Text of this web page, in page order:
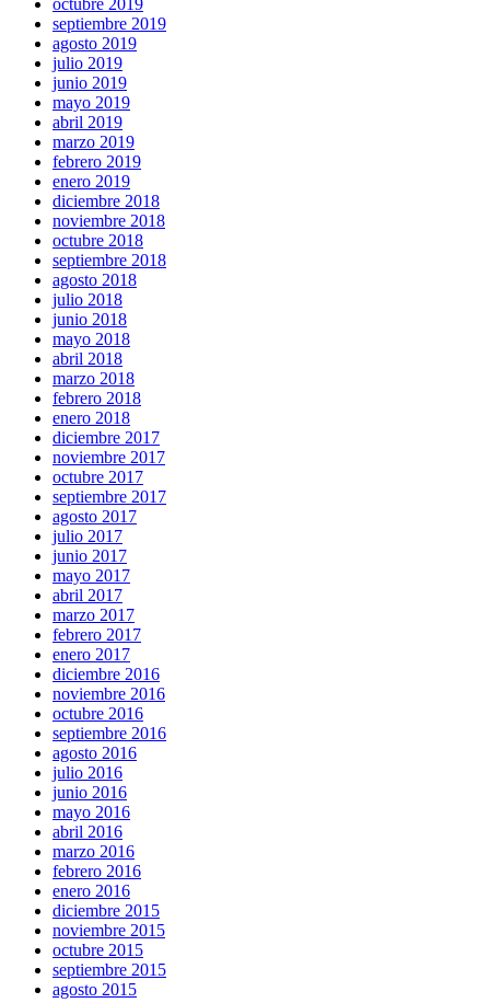
octubre 2019
septiembre 2019
agosto 2019
julio 2019
junio 2019
mayo 2019
abril 2019
marzo 2019
febrero 2019
enero 2019
diciembre 2018
noviembre 2018
octubre 2018
septiembre 2018
agosto 2018
julio 2018
junio 2018
mayo 2018
abril 2018
marzo 2018
febrero 2018
enero 2018
diciembre 2017
noviembre 2017
octubre 2017
septiembre 2017
agosto 2017
julio 2017
junio 2017
mayo 2017
abril 2017
marzo 2017
febrero 2017
enero 2017
diciembre 2016
noviembre 2016
octubre 2016
septiembre 2016
agosto 2016
julio 2016
junio 2016
mayo 2016
abril 2016
marzo 2016
febrero 2016
enero 2016
diciembre 2015
noviembre 2015
octubre 2015
septiembre 2015
agosto 2015